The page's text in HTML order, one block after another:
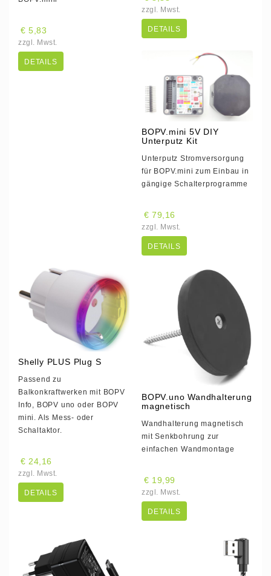
€ 5,83
zzgl. Mwst.
DETAILS
zzgl. Mwst.
DETAILS
BOPV.mini 5V DIY
Unterputz Kit
Unterputz Stromversorgung
für BOPV.mini zum Einbau in
gängige Schalterprogramme
€ 79,16
zzgl. Mwst.
DETAILS
Shelly PLUS Plug S
Passend zu
Balkonkraftwerken mit BOPV
Info, BOPV uno oder BOPV
mini. Als Mess- oder
Schaltaktor.
€ 24,16
zzgl. Mwst.
DETAILS
BOPV.uno Wandhalterung
magnetisch
Wandhalterung magnetisch
mit Senkbohrung zur
einfachen Wandmontage
€ 19,99
zzgl. Mwst.
DETAILS